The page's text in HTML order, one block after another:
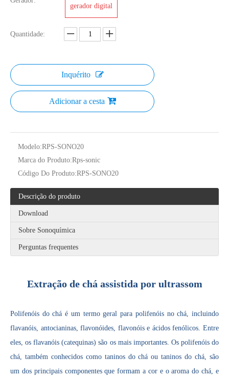
Atualmente, a pesquisa sobre a extração de antioxidantes e
Tecnologia ultrassônica de extração de cogumelos
gerador digital
Quantidade:
Inquérito
Adicionar a cesta
Modelo:RPS-SONO20
Marca do Produto:Rps-sonic
Código Do Produto:RPS-SONO20
Descrição do produto
Download
Sobre Sonoquímica
Perguntas frequentes
Extração de chá assistida por ultrassom
Polifenóis do chá é um termo geral para polifenóis no chá, incluindo
flavanóis, antocianinas, flavonóides, flavonóis e ácidos fenólicos. Entre
eles, os flavanóis (catequinas) são os mais importantes. Os polifenóis do
chá, também conhecidos como taninos do chá ou taninos do chá, são
um dos principais componentes que formam a cor e o aroma do chá, e